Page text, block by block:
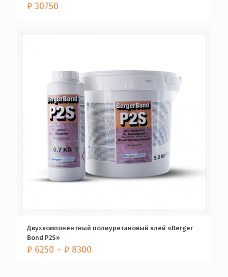
₽ 30750
Двухкомпонентный полиуретановый клей «Berger
Bond P2S»
₽ 6250 – ₽ 8300